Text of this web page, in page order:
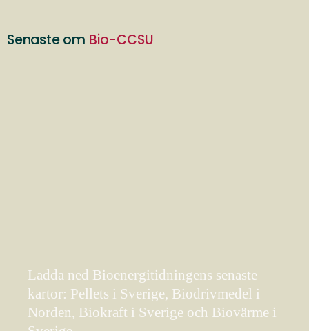
Senaste om Bio-CCSU
Ladda ned Bioenergitidningens senaste
kartor: Pellets i Sverige, Biodrivmedel i
Norden, Biokraft i Sverige och Biovärme i